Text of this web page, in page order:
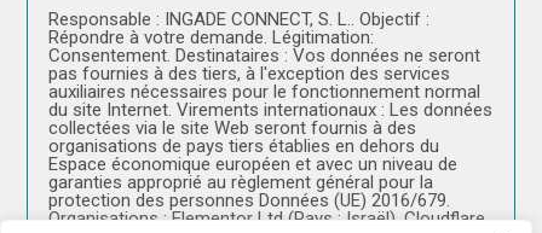
Responsable : INGADE CONNECT, S. L.. Objectif :
Répondre à votre demande. Légitimation:
Consentement. Destinataires : Vos données ne seront
pas fournies à des tiers, à l'exception des services
auxiliaires nécessaires pour le fonctionnement normal
du site Internet. Virements internationaux : Les données
collectées via le site Web seront fournis à des
organisations de pays tiers établies en dehors du
Espace économique européen et avec un niveau de
garanties approprié au règlement général pour la
protection des personnes Données (UE) 2016/679.
Organisations : Elementor Ltd (Pays : Israël), Cloudflare,